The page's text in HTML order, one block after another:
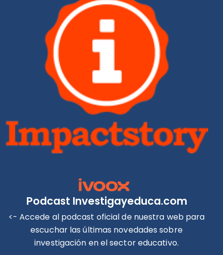
Podcast Investigayeduca.com
<- Accede al podcast oficial de nuestra web para
escuchar las últimas novedades sobre
investigación en el sector educativo.